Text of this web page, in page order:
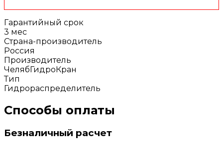
Гарантийный срок
3 мес
Страна-производитель
Россия
Производитель
ЧелябГидроКран
Тип
Гидрораспределитель
Способы оплаты
Безналичный расчет